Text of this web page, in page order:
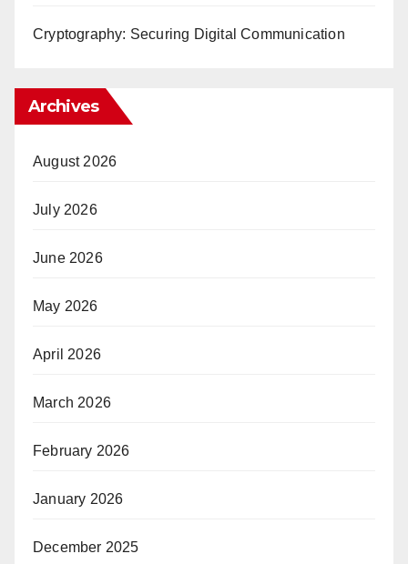
Cryptography: Securing Digital Communication
Archives
August 2026
July 2026
June 2026
May 2026
April 2026
March 2026
February 2026
January 2026
December 2025